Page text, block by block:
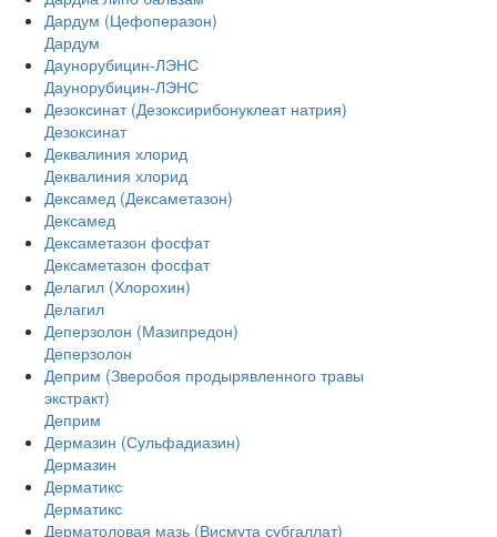
Дардум (Цефоперазон)
Дардум
Даунорубицин-ЛЭНС
Даунорубицин-ЛЭНС
Дезоксинат (Дезоксирибонуклеат натрия)
Дезоксинат
Деквалиния хлорид
Деквалиния хлорид
Дексамед (Дексаметазон)
Дексамед
Дексаметазон фосфат
Дексаметазон фосфат
Делагил (Хлорохин)
Делагил
Деперзолон (Мазипредон)
Деперзолон
Деприм (Зверобоя продырявленного травы
экстракт)
Деприм
Дермазин (Сульфадиазин)
Дермазин
Дерматикс
Дерматикс
Дерматоловая мазь (Висмута субгаллат)